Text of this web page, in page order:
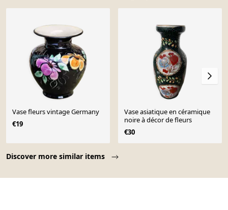
Discover more similar items
Vase fleurs vintage Germany
€19
Vase asiatique en céramique
noire à décor de fleurs
€30